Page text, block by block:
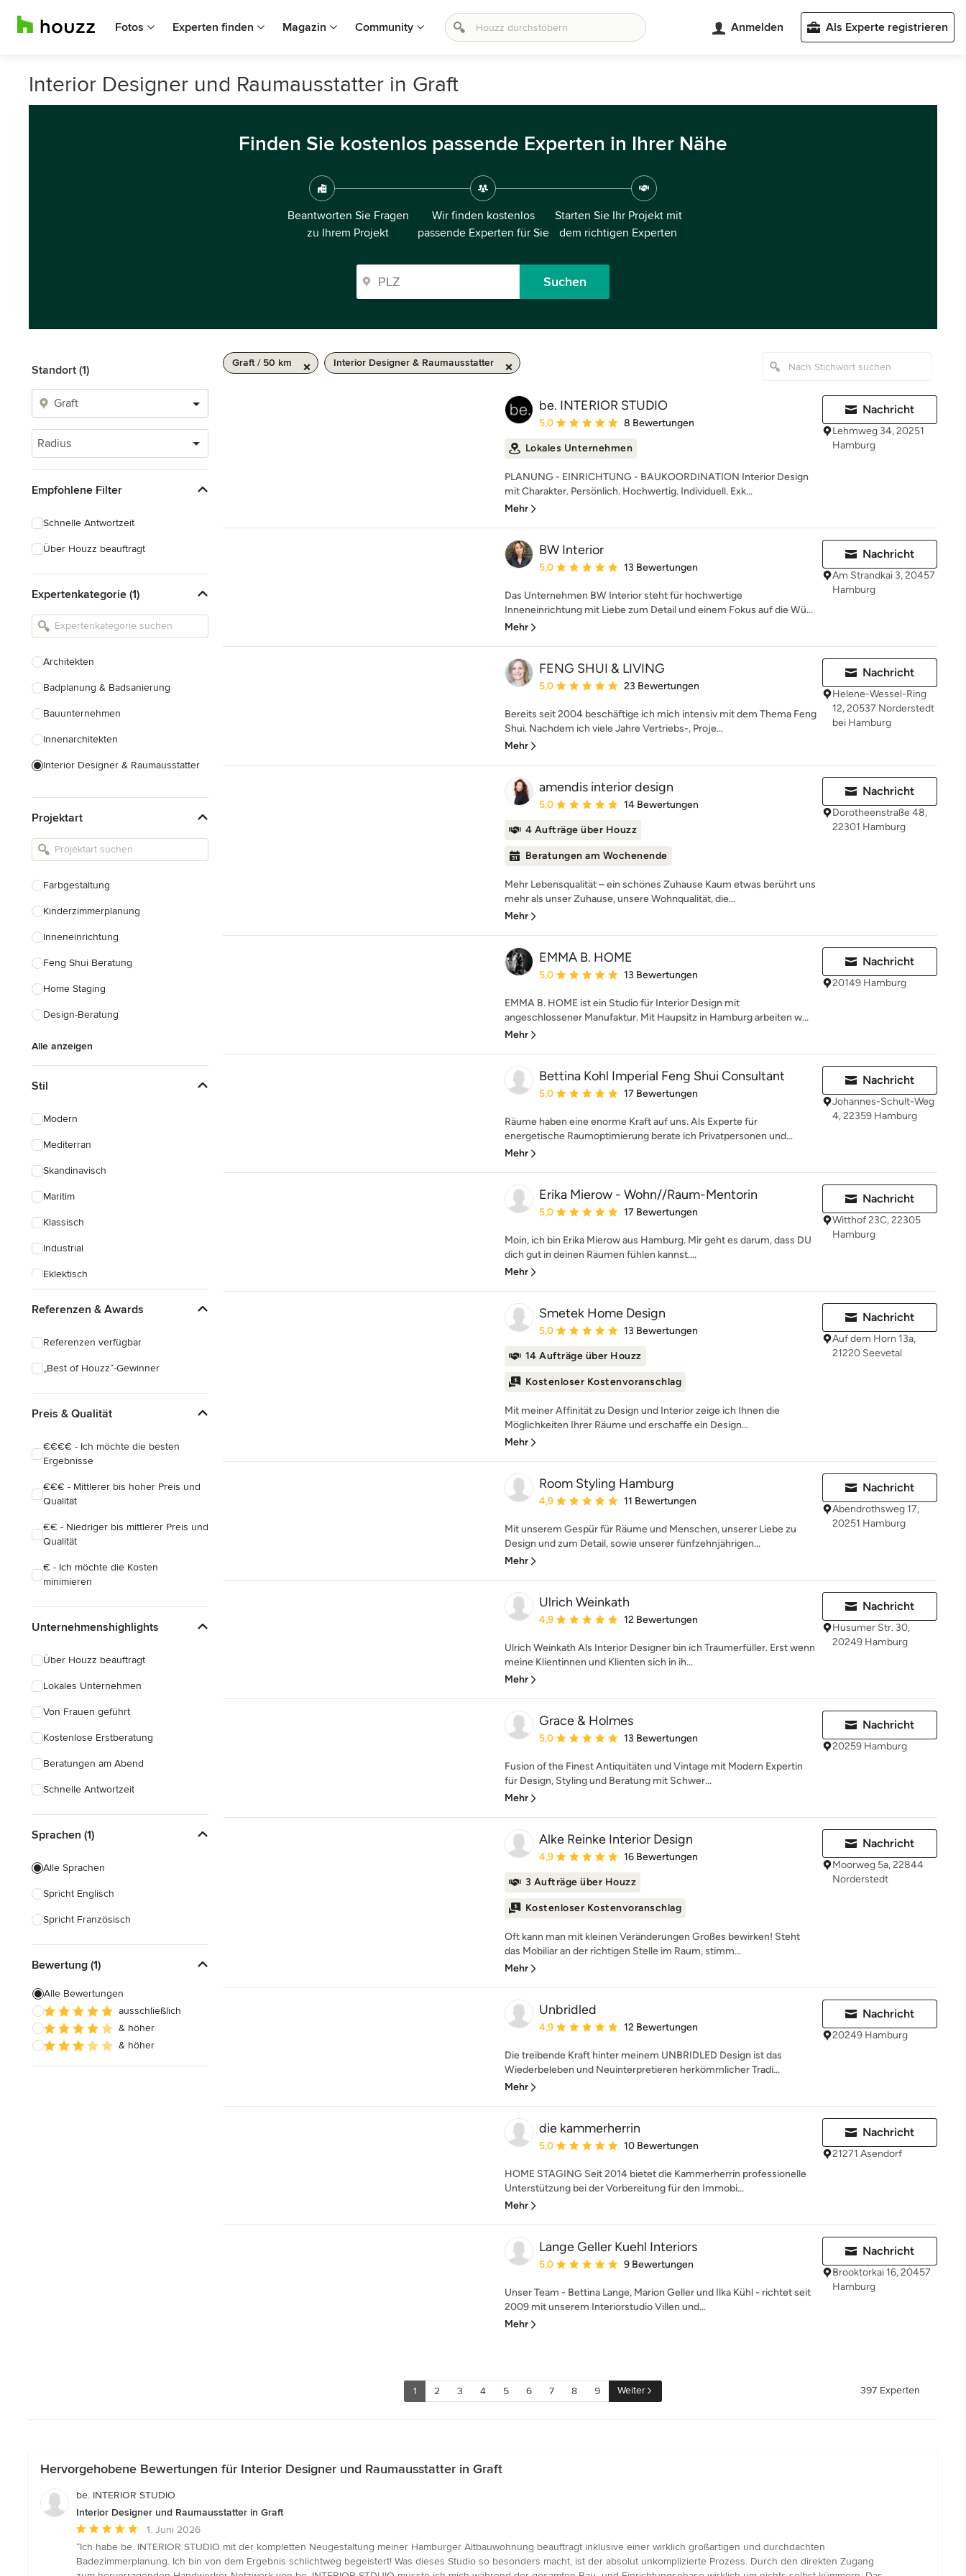
Fotos Experten finden Magazin Community Anmelden Als Experte registrieren
Interior Designer und Raumausstatter in Graft
Finden Sie kostenlos passende Experten in Ihrer Nähe
Beantworten Sie Fragen
zu Ihrem Projekt
Wir finden kostenlos
passende Experten für Sie
Starten Sie Ihr Projekt mit
dem richtigen Experten
Suchen
Standort (1)
Radius
Empfohlene Filter
Schnelle Antwortzeit
Über Houzz beauftragt
Expertenkategorie (1)
Architekten
Badplanung & Badsanierung
Bauunternehmen
Innenarchitekten
Interior Designer & Raumausstatter
Landschaftsarchitekten
Armaturen & Sanitärbedarf
Einbauschränke
Projektart
Farbgestaltung
Kinderzimmerplanung
Inneneinrichtung
Feng Shui Beratung
Home Staging
Design-Beratung
Alle anzeigen
Stil
Modern
Mediterran
Skandinavisch
Maritim
Klassisch
Industrial
Eklektisch
Referenzen & Awards
Referenzen verfügbar
„Best of Houzz“-Gewinner
Preis & Qualität
€€€€ - Ich möchte die besten
Ergebnisse
€€€ - Mittlerer bis hoher Preis und
Qualität
€€ - Niedriger bis mittlerer Preis und
Qualität
€ - Ich möchte die Kosten
minimieren
Unternehmenshighlights
Über Houzz beauftragt
Lokales Unternehmen
Von Frauen geführt
Kostenlose Erstberatung
Beratungen am Abend
Schnelle Antwortzeit
Sprachen (1)
Alle Sprachen
Spricht Englisch
Spricht Französisch
Bewertung (1)
Alle Bewertungen
ausschließlich
& höher
& höher
Graft / 50 km Interior Designer & Raumausstatter
be. INTERIOR STUDIO
Durchschnittliche Bewertung: 5 von 5 Sternen
5,0 8 Bewertungen
Lokales Unternehmen
PLANUNG - EINRICHTUNG - BAUKOORDINATION Interior Design
mit Charakter. Persönlich. Hochwertig. Individuell. Exk...
Mehr
Nachricht
Lehmweg 34, 20251
Hamburg
BW Interior
Durchschnittliche Bewertung: 5 von 5 Sternen
5,0 13 Bewertungen
Das Unternehmen BW Interior steht für hochwertige
Inneneinrichtung mit Liebe zum Detail und einem Fokus auf die Wü...
Mehr
Nachricht
Am Strandkai 3, 20457
Hamburg
FENG SHUI & LIVING
Durchschnittliche Bewertung: 5 von 5 Sternen
5,0 23 Bewertungen
Bereits seit 2004 beschäftige ich mich intensiv mit dem Thema Feng
Shui. Nachdem ich viele Jahre Vertriebs-, Proje...
Mehr
Nachricht
Helene-Wessel-Ring
12, 20537 Norderstedt
bei Hamburg
amendis interior design
Durchschnittliche Bewertung: 5 von 5 Sternen
5,0 14 Bewertungen
4 Aufträge über Houzz
Beratungen am Wochenende
Mehr Lebensqualität – ein schönes Zuhause Kaum etwas berührt uns
mehr als unser Zuhause, unsere Wohnqualität, die...
Mehr
Nachricht
Dorotheenstraße 48,
22301 Hamburg
EMMA B. HOME
Durchschnittliche Bewertung: 5 von 5 Sternen
5,0 13 Bewertungen
EMMA B. HOME ist ein Studio für Interior Design mit
angeschlossener Manufaktur. Mit Haupsitz in Hamburg arbeiten w...
Mehr
Nachricht
20149 Hamburg
Bettina Kohl Imperial Feng Shui Consultant
Durchschnittliche Bewertung: 5 von 5 Sternen
5,0 17 Bewertungen
Räume haben eine enorme Kraft auf uns. Als Experte für
energetische Raumoptimierung berate ich Privatpersonen und...
Mehr
Nachricht
Johannes-Schult-Weg
4, 22359 Hamburg
Erika Mierow - Wohn//Raum-Mentorin
Durchschnittliche Bewertung: 5 von 5 Sternen
5,0 17 Bewertungen
Moin, ich bin Erika Mierow aus Hamburg. Mir geht es darum, dass DU
dich gut in deinen Räumen fühlen kannst....
Mehr
Nachricht
Witthof 23C, 22305
Hamburg
Smetek Home Design
Durchschnittliche Bewertung: 5 von 5 Sternen
5,0 13 Bewertungen
14 Aufträge über Houzz
Kostenloser Kostenvoranschlag
Mit meiner Affinität zu Design und Interior zeige ich Ihnen die
Möglichkeiten Ihrer Räume und erschaffe ein Design...
Mehr
Nachricht
Auf dem Horn 13a,
21220 Seevetal
Room Styling Hamburg
Durchschnittliche Bewertung: 4.9 von 5 Sternen
4,9 11 Bewertungen
Mit unserem Gespür für Räume und Menschen, unserer Liebe zu
Design und zum Detail, sowie unserer fünfzehnjährigen...
Mehr
Nachricht
Abendrothsweg 17,
20251 Hamburg
Ulrich Weinkath
Durchschnittliche Bewertung: 4.9 von 5 Sternen
4,9 12 Bewertungen
Ulrich Weinkath Als Interior Designer bin ich Traumerfüller. Erst wenn
meine Klientinnen und Klienten sich in ih...
Mehr
Nachricht
Husumer Str. 30,
20249 Hamburg
Grace & Holmes
Durchschnittliche Bewertung: 5 von 5 Sternen
5,0 13 Bewertungen
Fusion of the Finest Antiquitäten und Vintage mit Modern Expertin
für Design, Styling und Beratung mit Schwer...
Mehr
Nachricht
20259 Hamburg
Alke Reinke Interior Design
Durchschnittliche Bewertung: 4.9 von 5 Sternen
4,9 16 Bewertungen
3 Aufträge über Houzz
Kostenloser Kostenvoranschlag
Oft kann man mit kleinen Veränderungen Großes bewirken! Steht
das Mobiliar an der richtigen Stelle im Raum, stimm...
Mehr
Nachricht
Moorweg 5a, 22844
Norderstedt
Unbridled
Durchschnittliche Bewertung: 4.9 von 5 Sternen
4,9 12 Bewertungen
Die treibende Kraft hinter meinem UNBRIDLED Design ist das
Wiederbeleben und Neuinterpretieren herkömmlicher Tradi...
Mehr
Nachricht
20249 Hamburg
die kammerherrin
Durchschnittliche Bewertung: 5 von 5 Sternen
5,0 10 Bewertungen
HOME STAGING Seit 2014 bietet die Kammerherrin professionelle
Unterstützung bei der Vorbereitung für den Immobi...
Mehr
Nachricht
21271 Asendorf
Lange Geller Kuehl Interiors
Durchschnittliche Bewertung: 5 von 5 Sternen
5,0 9 Bewertungen
Unser Team - Bettina Lange, Marion Geller und Ilka Kühl - richtet seit
2009 mit unserem Interiorstudio Villen und...
Mehr
Nachricht
Brooktorkai 16, 20457
Hamburg
1 2 3 4 5 6 7 8 9 Weiter 397 Experten
Hervorgehobene Bewertungen für Interior Designer und Raumausstatter in Graft
be. INTERIOR STUDIO
Interior Designer und Raumausstatter in Graft
Durchschnittliche
Bewertung:
5
von
1. Juni 2026
“Ich habe be. INTERIOR STUDIO mit der kompletten Neugestaltung meiner Hamburger Altbauwohnung beauftragt inklusive einer wirklich großartigen und durchdachten
Badezimmerplanung. Ich bin von dem Ergebnis schlichtweg begeistert! Was dieses Studio so besonders macht, ist der absolut unkomplizierte Prozess. Durch den direkten Zugang